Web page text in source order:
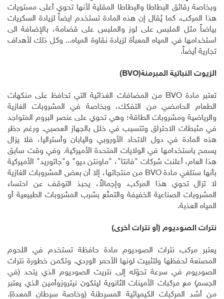
وبخاصة رقائق البطاطا والبطاطا المقلية لأنها تحوي أعلى مستويات
هذا المركب. كما يُقال إن هذه المادة تستخدم ايضاً لزيادة السكريات
بياضاً مثل الملبس على لوز والملبس على قضامة، بالإضافة الى
استخدامها في المياه المعبأة لزيادة نقاوة المياه... وكل ذلك لأهداف
تجارية أيضاً.
الزيوت النباتية المبرمنة(BVO)
تعتبر مادة BVOمن المضافات الغذائية التي تحافظ على منكهات
الطعام الحامضي من التفكك، وبخاصة في المشروبات الغازية
والرياضية ومشروبات الطاقة؛ وهي تحوي على عنصر البروم المتواجد
في مثبطات الاحتراق وتتسبب في خلل بالجهاز العصبي. ورغم حظر
هذه المادة في دول الاتحاد الأوروبي واليابان وأستراليا، فلا يزال
يسمح باستخدامها في الولايات المتحدة الأميركية. وفي وقت سابق
هذا العام، أعلنت شركات "فانتا"، "ماونتن ديو" و"جاتوريد" الأميركية
بأنها ستلغي مادةBVOمن منتجاتها، إلا أن بعض المشروبات الغازية
لا تزال تحوي هذا المركب. وإجمالاً، يحبذ التوقف عن احتساء
المشروبات الصناعية الخفيفة والتمتّع بشرب المشروبات الطبيعية أو
المياه العذبة.
نترات الصوديوم (أو نترات أخرى)
يعتبر مركب نترات الصوديوم مادة حافظة تستخدم في اللحوم
المصنعة لحفظها ولتثبيت لونها الأحمر الوردي. وتكمن خطورة نترات
الصوديوم في سرعة تحوّله إلى نتريت الصوديوم الذي يتحد (في
الجسم) مع مركبات الأمينات الثانوية ليتكون نيتروزوأمين الذي يعتبر
من أشد المركبات الكيميائية المسرطنة (وخاصة سرطان المعدة).